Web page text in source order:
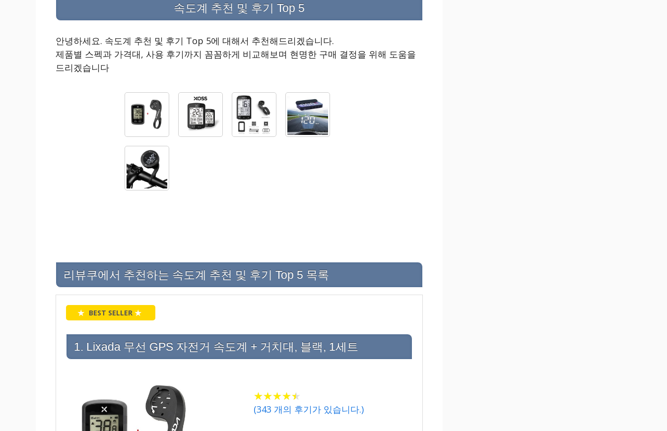
속도계 추천 및 후기 Top 5
안녕하세요. 속도계 추천 및 후기 Top 5에 대해서 추천해드리겠습니다.
제품별 스펙과 가격대, 사용 후기까지 꼼꼼하게 비교해보며 현명한 구매 결정을 위해 도움을
드리겠습니다
리뷰쿠에서 추천하는 속도계 추천 및 후기 Top 5 목록
★ BEST SELLER ★
1. Lixada 무선 GPS 자전거 속도계 + 거치대, 블랙, 1세트
★★★★★
★★★★★
(343 개의 후기가 있습니다.)